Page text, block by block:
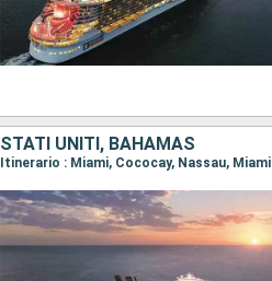
STATI UNITI, BAHAMAS
Itinerario : Miami, Cococay, Nassau, Miami